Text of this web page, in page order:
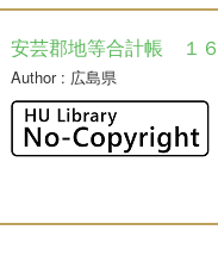
安芸郡地等合計帳 １
Author: 広島県